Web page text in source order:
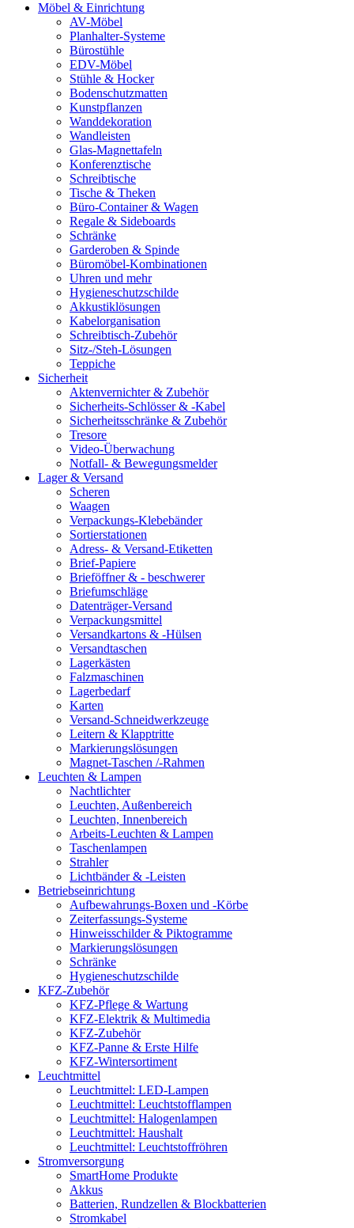
Möbel & Einrichtung
AV-Möbel
Planhalter-Systeme
Bürostühle
EDV-Möbel
Stühle & Hocker
Bodenschutzmatten
Kunstpflanzen
Wanddekoration
Wandleisten
Glas-Magnettafeln
Konferenztische
Schreibtische
Tische & Theken
Büro-Container & Wagen
Regale & Sideboards
Schränke
Garderoben & Spinde
Büromöbel-Kombinationen
Uhren und mehr
Hygieneschutzschilde
Akkustiklösungen
Kabelorganisation
Schreibtisch-Zubehör
Sitz-/Steh-Lösungen
Teppiche
Sicherheit
Aktenvernichter & Zubehör
Sicherheits-Schlösser & -Kabel
Sicherheitsschränke & Zubehör
Tresore
Video-Überwachung
Notfall- & Bewegungsmelder
Lager & Versand
Scheren
Waagen
Verpackungs-Klebebänder
Sortierstationen
Adress- & Versand-Etiketten
Brief-Papiere
Brieföffner & - beschwerer
Briefumschläge
Datenträger-Versand
Verpackungsmittel
Versandkartons & -Hülsen
Versandtaschen
Lagerkästen
Falzmaschinen
Lagerbedarf
Karten
Versand-Schneidwerkzeuge
Leitern & Klapptritte
Markierungslösungen
Magnet-Taschen /-Rahmen
Leuchten & Lampen
Nachtlichter
Leuchten, Außenbereich
Leuchten, Innenbereich
Arbeits-Leuchten & Lampen
Taschenlampen
Strahler
Lichtbänder & -Leisten
Betriebseinrichtung
Aufbewahrungs-Boxen und -Körbe
Zeiterfassungs-Systeme
Hinweisschilder & Piktogramme
Markierungslösungen
Schränke
Hygieneschutzschilde
KFZ-Zubehör
KFZ-Pflege & Wartung
KFZ-Elektrik & Multimedia
KFZ-Zubehör
KFZ-Panne & Erste Hilfe
KFZ-Wintersortiment
Leuchtmittel
Leuchtmittel: LED-Lampen
Leuchtmittel: Leuchtstofflampen
Leuchtmittel: Halogenlampen
Leuchtmittel: Haushalt
Leuchtmittel: Leuchtstoffröhren
Stromversorgung
SmartHome Produkte
Akkus
Batterien, Rundzellen & Blockbatterien
Stromkabel